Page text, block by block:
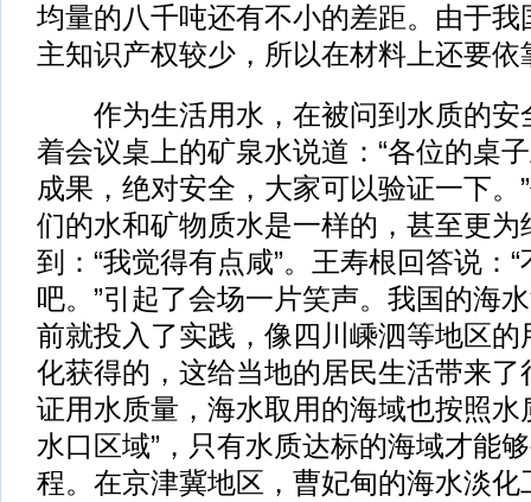
均量的八千吨还有不小的差距。由于
主知识产权较少，所以在材料上还要
作为生活用水，在被问到水质的安
着会议桌上的矿泉水说道：“各位的桌
成果，绝对安全，大家可以验证一下。
们的水和矿物质水是一样的，甚至更为
到：“我觉得有点咸”。王寿根回答说：
吧。”引起了会场一片笑声。我国的海
前就投入了实践，像四川嵊泗等地区
化获得的，这给当地的居民生活带来
证用水质量，海水取用的海域也按照水
水口区域”，只有水质达标的海域才能
程。在京津冀地区，曹妃甸的海水淡